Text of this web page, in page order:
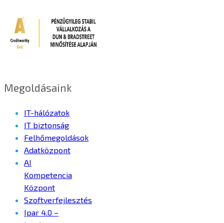
Megoldásaink
IT-hálózatok
IT biztonság
Felhőmegoldások
Adatközpont
AI
Kompetencia
Központ
Szoftverfejlesztés
Ipar 4.0 –